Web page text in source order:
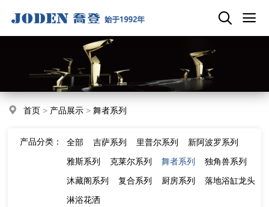
首页 > 产品展示 >舞者系列
产品分类： 全部 吉萨系列 里普尔系列
新阿波罗系列
雅斯系列
克莱尔系列 舞者系列
独角兽系列
沐藏阁系列
复合系列 厨房系列
落地浴缸龙头
淋浴花洒